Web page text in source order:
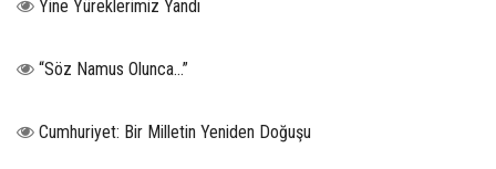
Yine Yüreklerimiz Yandı
“Söz Namus Olunca…”
Cumhuriyet: Bir Milletin Yeniden Doğuşu